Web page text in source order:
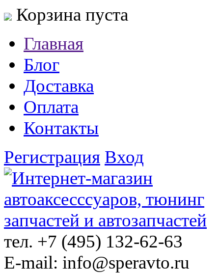
Корзина пуста
Главная
Блог
Доставка
Оплата
Контакты
Регистрация Вход
тел. +7 (495) 132-62-63
E-mail: info@speravto.ru